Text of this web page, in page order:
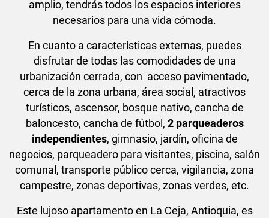
amplio, tendrás todos los espacios interiores
necesarios para una vida cómoda.
En cuanto a características externas, puedes
disfrutar de todas las comodidades de una
urbanización cerrada, con acceso pavimentado,
cerca de la zona urbana, área social, atractivos
turísticos, ascensor, bosque nativo, cancha de
baloncesto, cancha de fútbol, 2 parqueaderos
independientes, gimnasio, jardín, oficina de
negocios, parqueadero para visitantes, piscina, salón
comunal, transporte público cerca, vigilancia, zona
campestre, zonas deportivas, zonas verdes, etc.
Este lujoso apartamento en La Ceja, Antioquia, es